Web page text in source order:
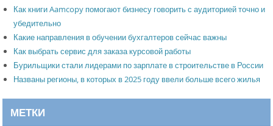
Как книги Aamcopy помогают бизнесу говорить с аудиторией точно и
убедительно
Какие направления в обучении бухгалтеров сейчас важны
Как выбрать сервис для заказа курсовой работы
Бурильщики стали лидерами по зарплате в строительстве в России
Названы регионы, в которых в 2025 году ввели больше всего жилья
МЕТКИ